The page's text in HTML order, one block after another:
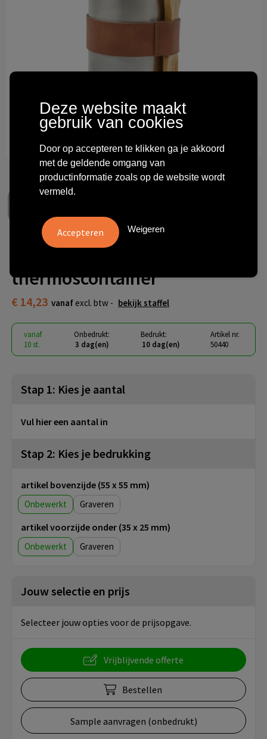
Technologie & gadgets
Overig
VINGA Miles voedsel
thermoscontainer
€ 14,23 vanaf excl. btw - bekijk staffel
vanaf
10 st.
Onbedrukt:
3 dag(en)
Bedrukt:
10 dag(en)
Artikel nr.
50440
Stap 1: Kies je aantal
Vul hier een aantal in
Stap 2: Kies je bedrukking
artikel bovenzijde (55 x 55 mm)
Onbewerkt Graveren
artikel voorzijde onder (35 x 25 mm)
Onbewerkt Graveren
Jouw selectie en prijs
Selecteer jouw opties voor de prijsopgave.
Vrijblijvende offerte
Bestellen
Sample aanvragen (onbedrukt)
Deze website maakt
gebruik van cookies
Door op accepteren te klikken ga je akkoord
met de geldende omgang van
productinformatie zoals op de website wordt
vermeld.
Weigeren